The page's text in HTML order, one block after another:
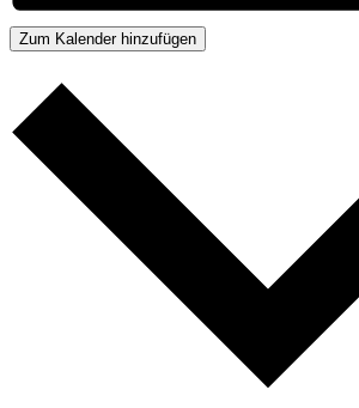
Zum Kalender hinzufügen